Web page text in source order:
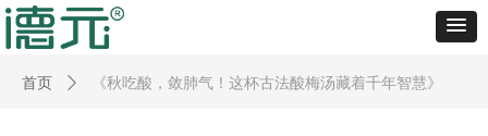
首页 ꄲ 《秋吃酸，敛肺气！这杯古法酸梅汤藏着千年智慧》